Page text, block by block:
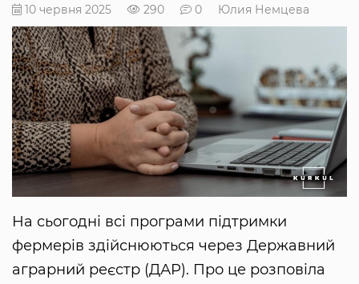
10 червня 2025 290 0 Юлия Немцева
На сьогодні всі програми підтримки
фермерів здійснюються через Державний
аграрний реєстр (ДАР). Про це розповіла